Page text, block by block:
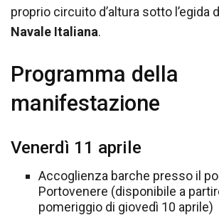
proprio circuito d’altura sotto l’egida
Navale Italiana.
Programma della
manifestazione
Venerdì 11 aprile
Accoglienza barche presso il
Portovenere (disponibile a
pomeriggio di giovedì 10 aprile)